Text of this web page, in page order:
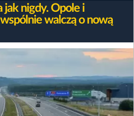
jak nigdy. Opole i
walczą o nową